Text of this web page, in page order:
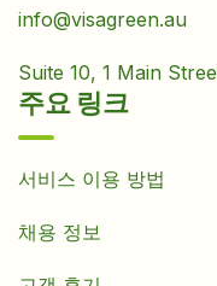
info@visagreen.au
Suite 10, 1 Main
주요 링크
서비스 이용 방법
채용 정보